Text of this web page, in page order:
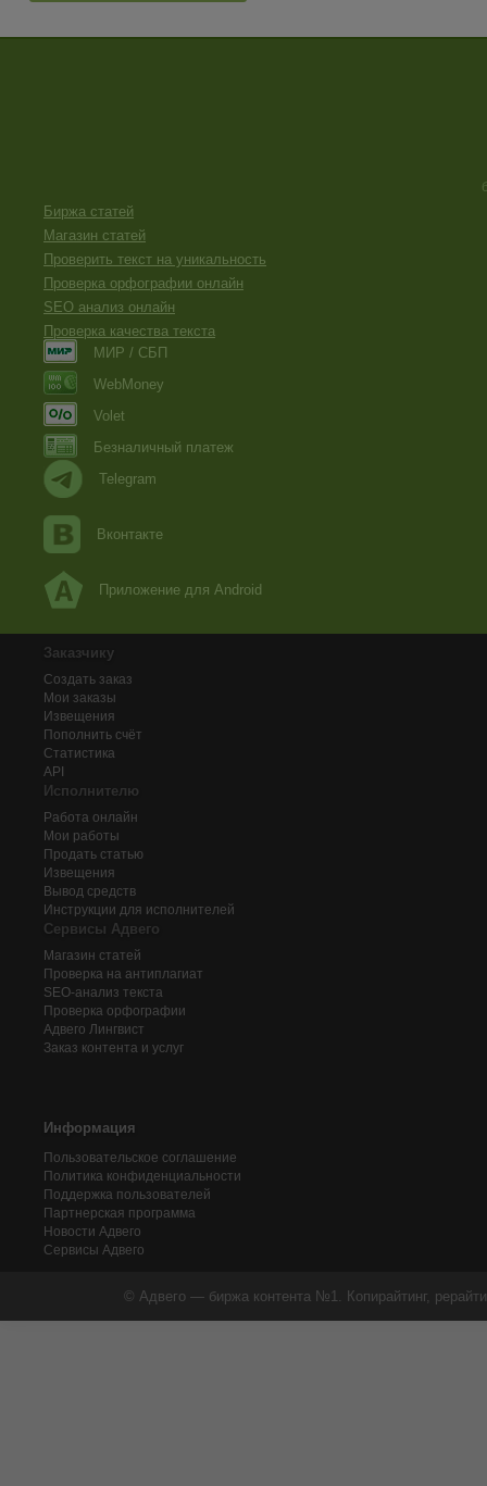
Биржа статей
Магазин статей
Проверить текст на уникальность
Проверка орфографии онлайн
SEO анализ онлайн
Проверка качества текста
МИР / СБП
WebMoney
Volet
Безналичный платеж
Telegram
Вконтакте
Приложение для Android
Заказчику
Создать заказ
Мои заказы
Извещения
Пополнить счёт
Статистика
API
Исполнителю
Работа онлайн
Мои работы
Продать статью
Извещения
Вывод средств
Инструкции для исполнителей
Сервисы Адвего
Магазин статей
Проверка на антиплагиат
SEO-анализ текста
Проверка орфографии
Адвего Лингвист
Заказ контента и услуг
Информация
Пользовательское соглашение
Политика конфиденциальности
Поддержка пользователей
Партнерская программа
Новости Адвего
Сервисы Адвего
© Адвего — биржа контента №1. Копирайтинг,